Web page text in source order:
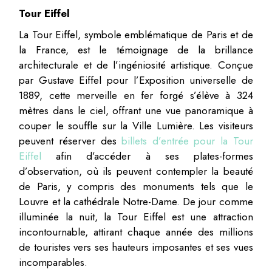
Tour Eiffel
La Tour Eiffel, symbole emblématique de Paris et de
la France, est le témoignage de la brillance
architecturale et de l’ingéniosité artistique. Conçue
par Gustave Eiffel pour l’Exposition universelle de
1889, cette merveille en fer forgé s’élève à 324
mètres dans le ciel, offrant une vue panoramique à
couper le souffle sur la Ville Lumière. Les visiteurs
peuvent réserver desbillets d’entrée pour la Tour
Eiffel afin d’accéder à ses plates-formes
d’observation, où ils peuvent contempler la beauté
de Paris, y compris des monuments tels que le
Louvre et la cathédrale Notre-Dame. De jour comme
illuminée la nuit, la Tour Eiffel est une attraction
incontournable, attirant chaque année des millions
de touristes vers ses hauteurs imposantes et ses vues
incomparables.